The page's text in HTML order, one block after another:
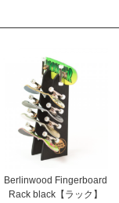
Berlinwood Fingerboard
Rack black【ラック】